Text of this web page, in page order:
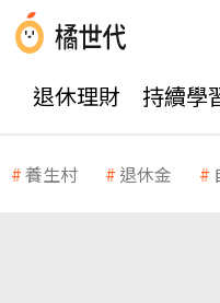
退休理財 持續學
養生村 退休金